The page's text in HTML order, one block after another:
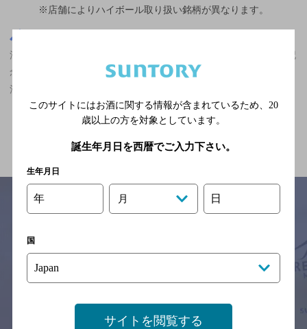
※店舗によりハイボール取り扱い銘柄が異なります。
浦和駅(埼玉県)周辺500m,洋食,カールスバーグが飲める,誕生日や記
念日のサービスあり,3,000円以上～5,000円未満,飲み放題ありの神
泡超達人店
※それぞれのお店のメニューや営業時間などの掲載情報については、
念のためお店にご確認の上ご来店くださいますようお願い申し上げま
情報提供：ぐるなび
このサイトにはお酒に関する情報が含まれているため、 20
歳以上の方を対象としています。
誕生年月日を西暦でご入力下さい。
生年月日
年 月 日
国
サイトを閲覧する